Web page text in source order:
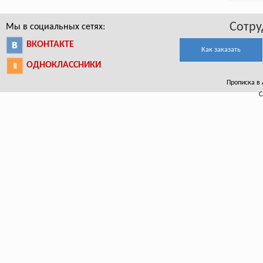
Мы в социальных сетях:
ВКОНТАКТЕ
ОДНОКЛАССНИКИ
Как заказать
Прописка